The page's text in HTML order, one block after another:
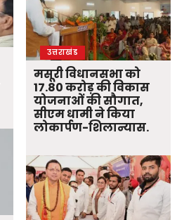
उत्तराखंड
मसूरी विधानसभा को
17.80 करोड़ की विकास
योजनाओं की सौगात,
सीएम धामी ने किया
लोकार्पण-शिलान्यास.